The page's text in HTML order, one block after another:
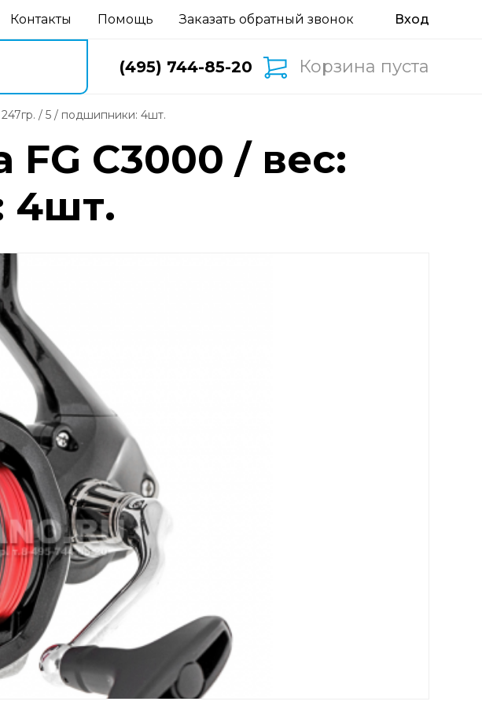
Контакты Помощь Заказать обратный звонок
(495) 744-85-20 Корзина пуста
247гр. / 5 / подшипники: 4шт.
C3000 / вес:
4шт.